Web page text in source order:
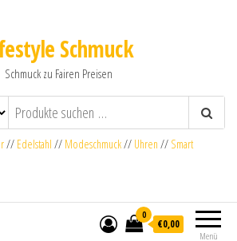
Schmuck
Schmuck zu Fairen Preisen
// Edelstahl // Modeschmuck// Uhren // Smart
Menü
0
€0,00